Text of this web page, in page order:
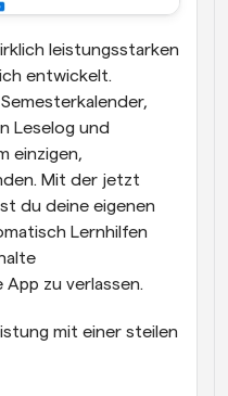
leistungsstarken
entwickelt.
Leselog und
einzigen,
Mit der jetzt
du deine eigenen
Lernhilfen
App zu verlassen.
mit einer steilen